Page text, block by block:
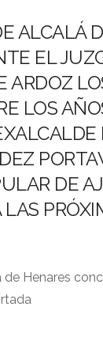
ALCALÁ
EL
ARDOZ
LOS
DE
de Henares